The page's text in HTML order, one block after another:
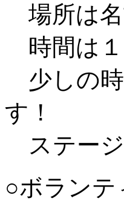
場所は
時間は１
少しの時
す！
ステージ
○ボラン